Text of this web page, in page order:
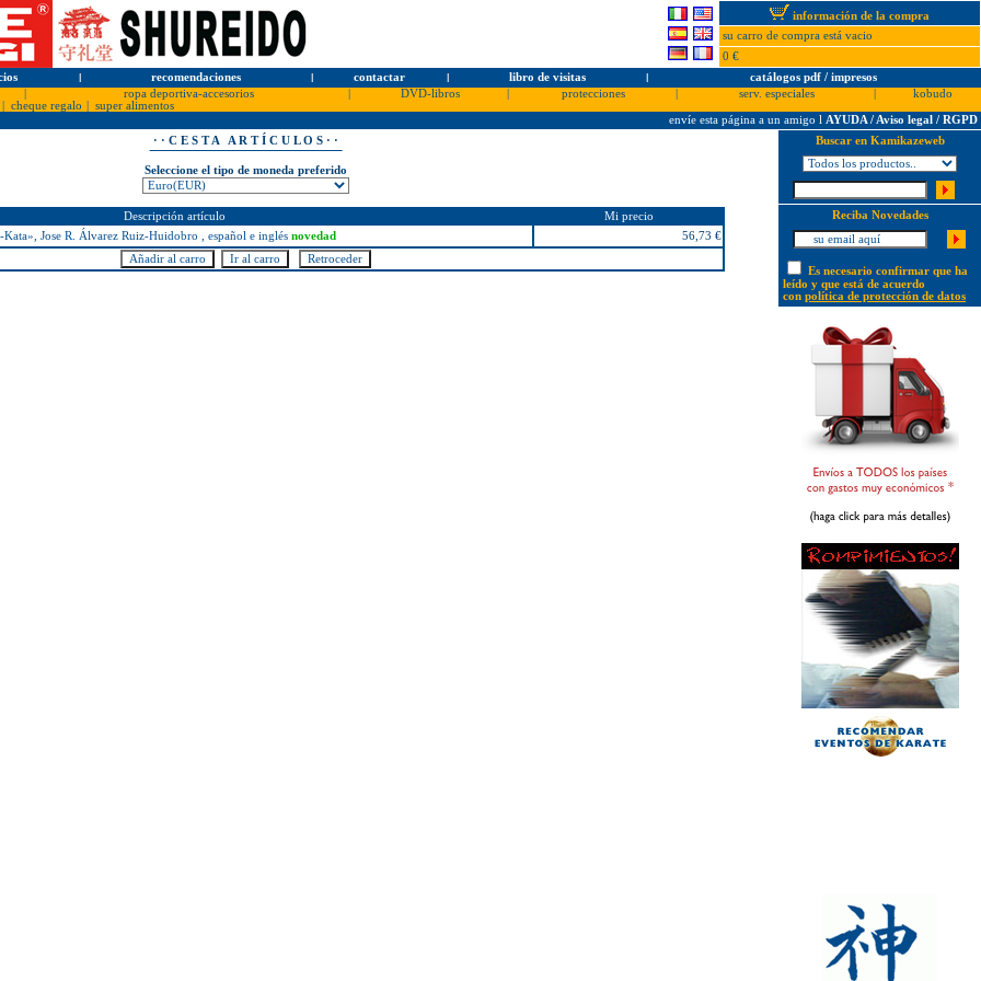
información de la compra
su carro de compra está vacio
0 €
l recomendaciones l contactar l libro de visitas l
catálogos pdf / impresos
ropa deportiva-accesorios DVD-libros protecciones serv. especiales
kobudo
cheque regalo
super alimentos
envíe esta página a un amigo l AYUDA / Aviso legal / RGPD
· · C E S T A A R T Í C U L O S · ·
Seleccione el tipo de moneda preferido
Descripción artículo
Mi precio
Jose R. Álvarez Ruiz-Huidobro , español e inglés novedad 56,73 €
Buscar en Kamikazeweb
Reciba Novedades
Es necesario confirmar que ha
leído y que está de acuerdo
con política de protección de datos